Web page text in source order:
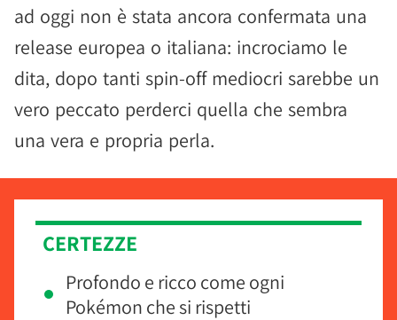
ad oggi non è stata ancora confermata una
release europea o italiana: incrociamo le
dita, dopo tanti spin-off mediocri sarebbe un
vero peccato perderci quella che sembra
una vera e propria perla.
CERTEZZE
Profondo e ricco come ogni
Pokémon che si rispetti